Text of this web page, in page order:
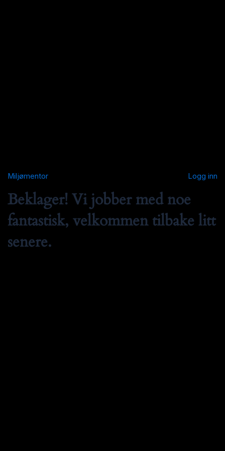
Miljømentor Logg inn
Beklager! Vi jobber med noe
fantastisk, velkommen tilbake litt
senere.